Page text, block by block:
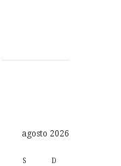
agosto 2026
S D